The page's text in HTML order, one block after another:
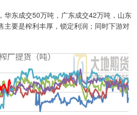
东成交50万吨，广东成交42万吨，山东
主要是榨利丰厚，锁定利润；同时下游对